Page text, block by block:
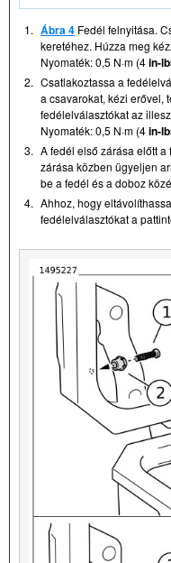
1. Ábra 4 Fedél felnyitása.
keretéhez. Húzza meg
Nyomaték: 0,5 N·m (4in-
2. Csatlakoztassa a
a csavarokat, kézi erővel,
fedélelválasztókat az
Nyomaték: 0,5 N·m (4in-
3. A fedél első zárása előtt
zárása közben ügyeljen
be a fedél és a doboz
4. Ahhoz, hogy
fedélelválasztókat a